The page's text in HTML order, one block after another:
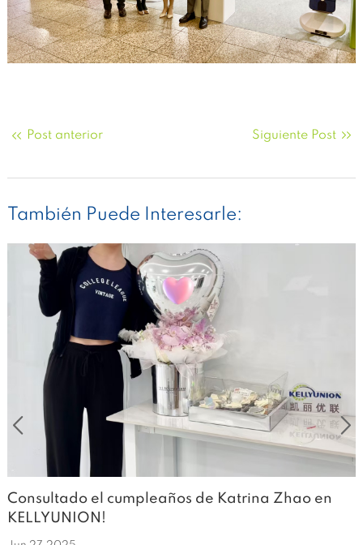
Post anterior Siguiente Post
También Puede Interesarle:
Consultado el cumpleaños de Katrina Zhao en
KELLYUNION!